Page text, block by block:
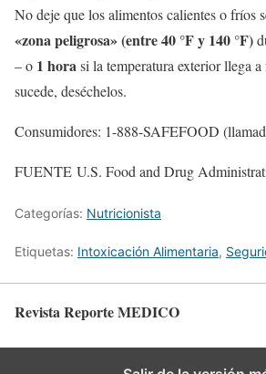
No deje que los alimentos calientes o fríos
«zona peligrosa» (entre 40 °F y 140 °F)
– o 1 horasi la temperatura exterior llega a
sucede, deséchelos.
Consumidores: 1-888-SAFEFOOD
FUENTE U.S. Food and Drug
Categorías: Nutricionista
Etiquetas: Intoxicación Alimentaria,
Revista Reporte MEDICO